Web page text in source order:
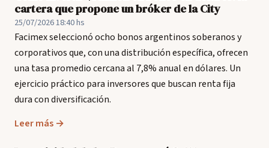
cartera que propone un bróker de la City
25/07/2026 18:40 hs
Facimex seleccionó ocho bonos argentinos soberanos y
corporativos que, con una distribución específica, ofrecen
una tasa promedio cercana al 7,8% anual en dólares. Un
ejercicio práctico para inversores que buscan renta fija
dura con diversificación.
Leer más →